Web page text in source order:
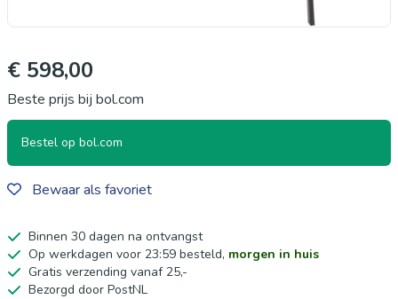
€ 598,00
Beste prijs bij bol.com
Bestel op bol.com
Bewaar als favoriet
Binnen 30 dagen na ontvangst
Op werkdagen voor 23:59 besteld, morgen in huis
Gratis verzending vanaf 25,-
Bezorgd door PostNL